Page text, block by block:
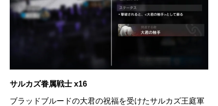
サルカズ眷属戦士 x16
ブラッドブルードの大君の祝福を受けたサルカズ王庭軍